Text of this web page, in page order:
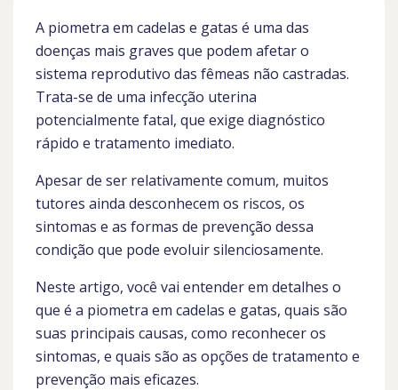
A piometra em cadelas e gatas é uma das
doenças mais graves que podem afetar o
sistema reprodutivo das fêmeas não castradas.
Trata-se de uma infecção uterina
potencialmente fatal, que exige diagnóstico
rápido e tratamento imediato.
Apesar de ser relativamente comum, muitos
tutores ainda desconhecem os riscos, os
sintomas e as formas de prevenção dessa
condição que pode evoluir silenciosamente.
Neste artigo, você vai entender em detalhes o
que é a piometra em cadelas e gatas, quais são
suas principais causas, como reconhecer os
sintomas, e quais são as opções de tratamento e
prevenção mais eficazes.